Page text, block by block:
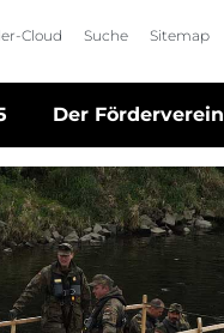
Cloud Suche Sitemap
Der Förderverein